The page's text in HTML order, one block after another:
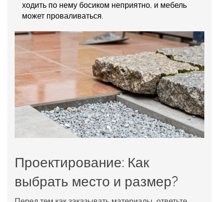
ходить по нему босиком неприятно, и мебель
может проваливаться.
Проектирование: Как
выбрать место и размер?